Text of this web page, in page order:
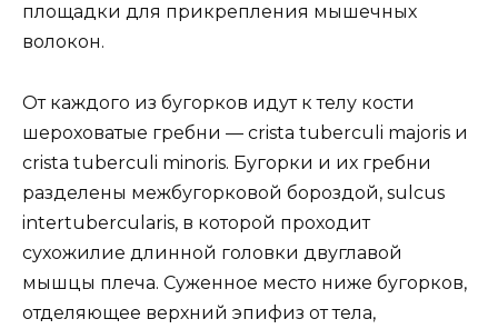
площадки для прикрепления мышечных
волокон.
От каждого из бугорков идут к телу кости
шероховатые гребни — crista tuberculi majoris и
crista tuberculi minoris. Бугорки и их гребни
разделены межбугорковой бороздой, sulcus
intertubercularis, в которой проходит
сухожилие длинной головки двуглавой
мышцы плеча. Суженное место ниже бугорков,
отделяющее верхний эпифиз от тела,